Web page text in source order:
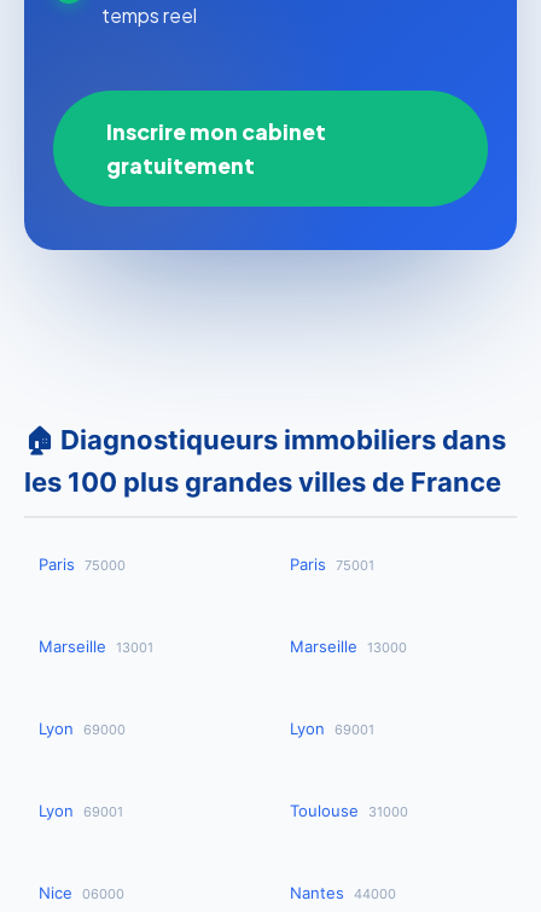
temps reel
Inscrire mon cabinet
gratuitement
🏠 Diagnostiqueurs immobiliers dans
les 100 plus grandes villes de France
Paris 75000 Paris 75001
Marseille 13001 Marseille 13000
Lyon 69000 Lyon 69001
Lyon 69001 Toulouse 31000
Nice 06000 Nantes 44000